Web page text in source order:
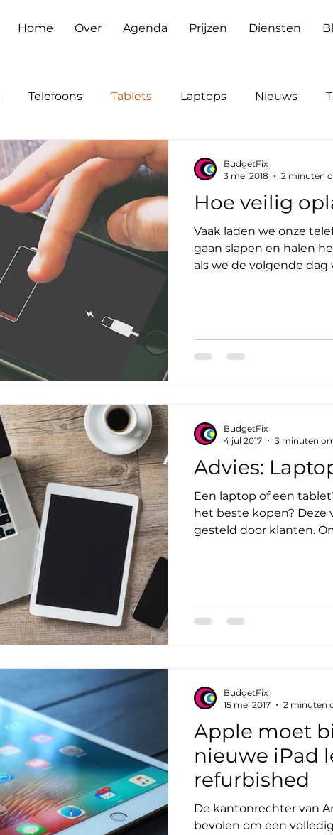
Home Over Agenda Prijzen Diensten
Telefoons Tablets Laptops Nieuws
Hoe veilig
Vaak laden we onze
gaan slapen en halen
als we de volgende dag
BudgetFix
3 mei 2018
2 minuten
Advies:
Een laptop of een
het beste kopen? Deze
gesteld door klanten.
BudgetFix
4 jul 2017
3 minuten
Apple moet
nieuwe iPad
refurbished
De kantonrechter van
bevolen om een
BudgetFix
15 mei 2017
2 minuten